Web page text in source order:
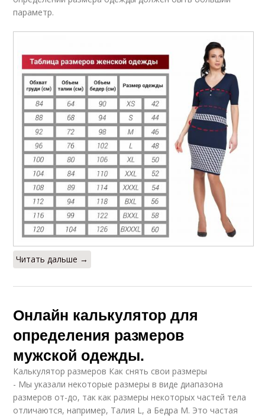
параметр.
Читать дальше →
Онлайн калькулятор для
определения размеров
мужской одежды.
Калькулятор размеров Как снять свои размеры
- Мы указали некоторые размеры в виде диапазона
размеров от-до, так как размеры некоторых частей тела
отличаются, например, Талия L, а Бедра M. Это частая